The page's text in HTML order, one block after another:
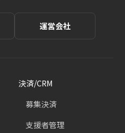
運営会社
決済/CRM
募集決済
支援者管理